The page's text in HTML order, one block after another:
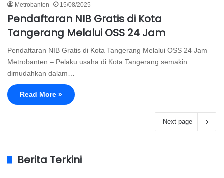
Metrobanten 15/08/2025
Pendaftaran NIB Gratis di Kota
Tangerang Melalui OSS 24 Jam
Pendaftaran NIB Gratis di Kota Tangerang Melalui OSS 24 Jam
Metrobanten – Pelaku usaha di Kota Tangerang semakin
dimudahkan dalam…
Read More »
Next page
Berita Terkini